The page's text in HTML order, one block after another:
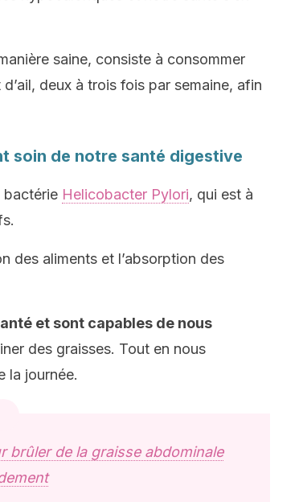
saine, consiste à consommer
deux à trois fois par semaine, afin
soin de notre santé digestive
bactérie Helicobacter Pylori, qui est à
des aliments et l’absorption des
et sont capables de nous
des graisses. Tout en nous
la journée.
brûler de la graisse abdominale